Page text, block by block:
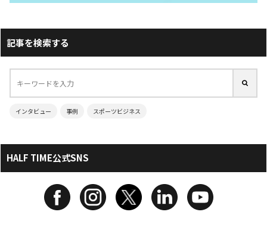
記事を検索する
インタビュー 事例 スポーツビジネス
HALF TIME公式SNS